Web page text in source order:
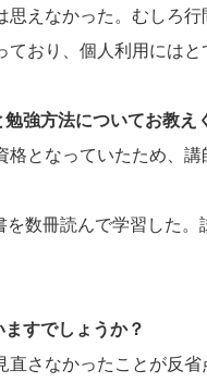
えなかった。むしろ
おり、個人利用にはと
強方法についてお教え
となっていたため、
数冊読んで学習した
すでしょうか？
さなかったことが反